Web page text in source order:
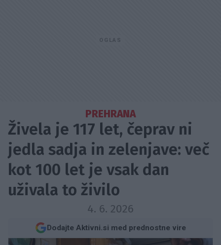
PREHRANA
Živela je 117 let, čeprav ni
jedla sadja in zelenjave: več
kot 100 let je vsak dan
uživala to živilo
4. 6. 2026
Dodajte Aktivni.si med prednostne vire